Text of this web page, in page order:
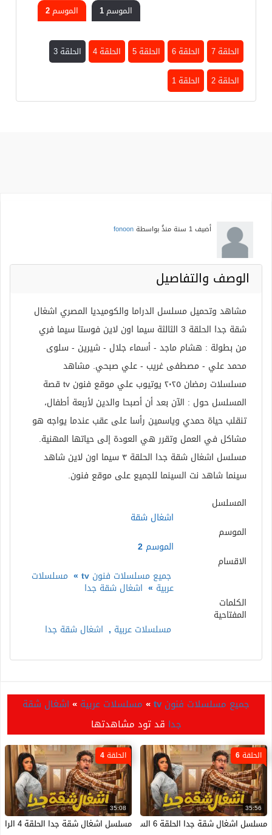
الموسم 1 الموسم 2
الحلقة 7 الحلقة 6 الحلقة 5 الحلقة 4
الحلقة 3
الحلقة 2
الحلقة 1
أضيف1 سنة منذُ بواسطةfonoon
الوصف والتفاصيل
مشاهد وتحميل مسلسل الدراما والكوميديا المصري اشغال
شقة جدا الحلقة 3 الثالثة سيما اون لاين فوستا سيما فري
من بطولة : هشام ماجد - أسماء جلال - شيرين - سلوى
محمد علي - مصطفى غريب - علي صبحي. مشاهد
مسلسلات رمضان ٢٠٢٥ يوتيوب علي موقع فنون tv قصة
المسلسل حول : الآن بعد أن أصبحا والدين لأربعة أطفال،
تنقلب حياة حمدي وياسمين رأسا على عقب عندما يواجه هو
مشاكل في العمل وتقرر هي العودة إلى حياتها المهنية.
مسلسل اشغال شقة جدا الحلقة ٣ سيما اون لاين شاهد
سينما شاهد نت السينما للجميع على موقع فنون.
المسلسل
اشغال شقة
الموسم
الموسم 2
الاقسام
جميع مسلسلات فنون tv
» مسلسلات
عربية » اشغال شقة جدا
الكلمات
المفتاحية
مسلسلات عربية , اشغال شقة جدا
جميع مسلسلات فنون tv » مسلسلات عربية » اشغال شقة
جدا قد تود مشاهدتها
35:56
الحلقة 6
مسلسل اشغال شقة جدا الحلقة 6 السادسة HD
35:08
الحلقة 4
مسلسل اشغال شقة جدا الحلقة 4 الرابعة HD